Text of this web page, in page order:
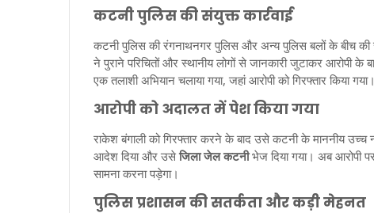
कटनी पुलिस की संयुक्त कार्रवाई
कटनी पुलिस की रंगनाथनगर पुलिस और अन्य पुलिस बलों के बीच की
ने पुराने परिचितों और स्थानीय लोगों से जानकारी जुटाकर आरोपी
एक तलाशी अभियान चलाया गया, जहां आरोपी को गिरफ्तार किया गया।
आरोपी को अदालत में पेश किया गया
राकेश बंगाली को गिरफ्तार करने के बाद उसे कटनी के माननीय उच्च
आदेश दिया और उसे जिला जेल कटनीभेज दिया गया। अब आरोपी
सामना करना पड़ेगा।
पुलिस प्रशासन की सतर्कता और कड़ी मेहनत